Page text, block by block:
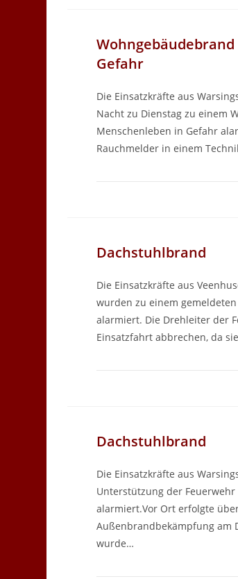
Gefahr
Die Einsatzkräfte aus
Nacht zu Dienstag zu einem
Menschenleben in Gefahr
Rauchmelder in einem
Dachstuhlbrand
Die Einsatzkräfte aus
wurden zu einem
alarmiert. Die Drehleiter der
Einsatzfahrt abbrechen, da
Dachstuhlbrand
Die Einsatzkräfte aus
Unterstützung der
alarmiert.Vor Ort erfolgte
Außenbrandbekämpfung am
wurde…